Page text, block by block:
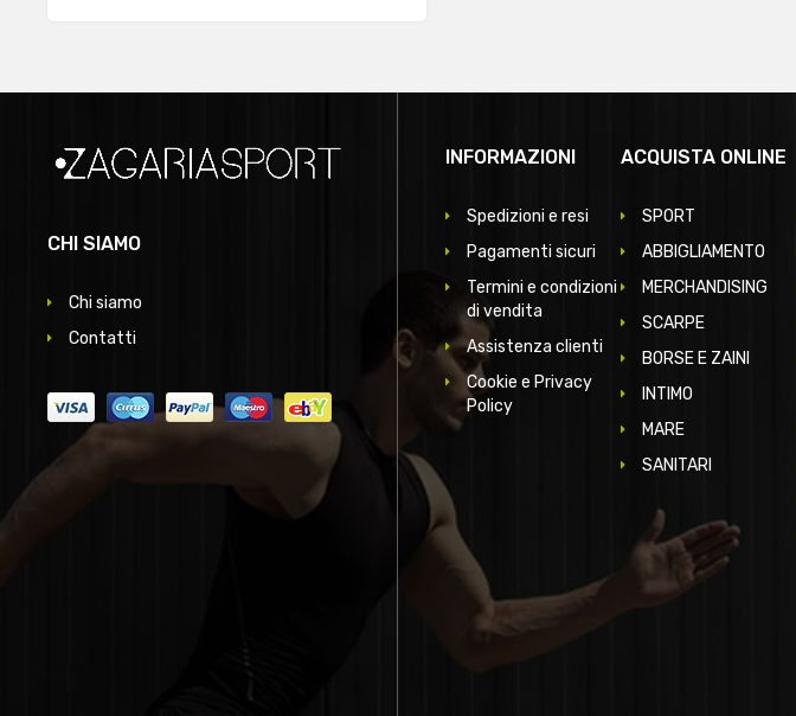
3XL
CHI SIAMO
Chi siamo
Contatti
INFORMAZIONI
Spedizioni e resi
Pagamenti sicuri
Termini e condizioni
di vendita
Assistenza clienti
Cookie e Privacy
Policy
ACQUISTA ONLINE
SPORT
ABBIGLIAMENTO
MERCHANDISING
SCARPE
BORSE E ZAINI
INTIMO
MARE
SANITARI